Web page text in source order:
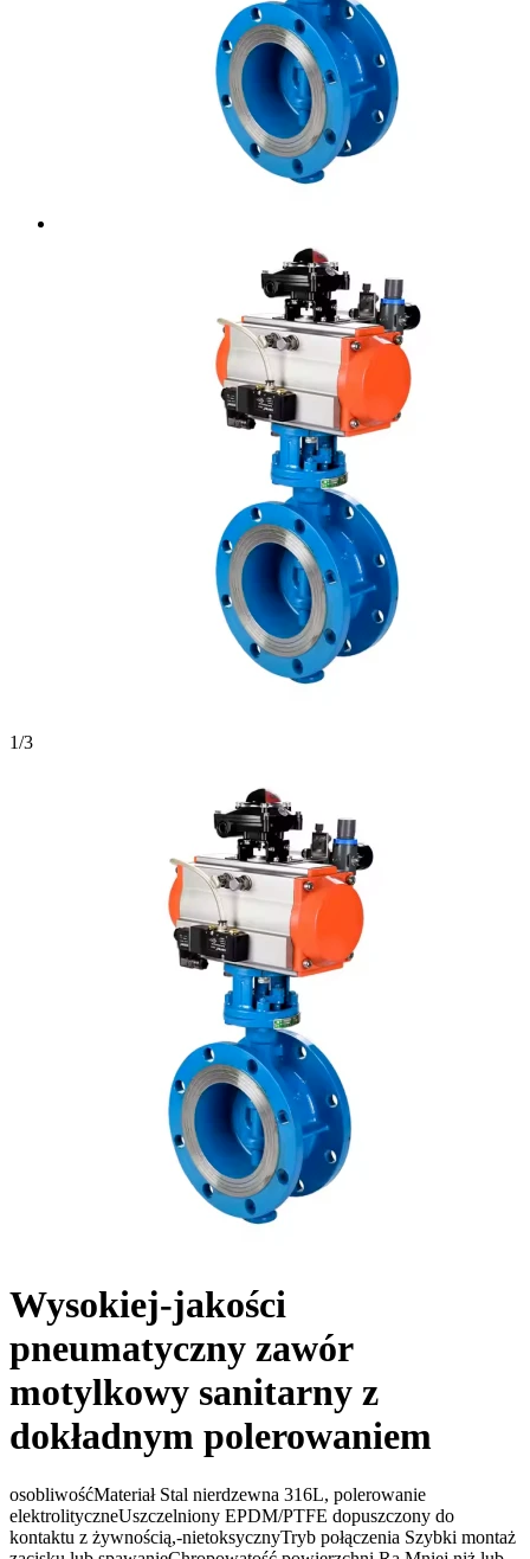
1/3
Wysokiej-jakości
pneumatyczny zawór
motylkowy sanitarny z
dokładnym polerowaniem
osobliwośćMateriał Stal nierdzewna 316L, polerowanie
elektrolityczneUszczelniony EPDM/PTFE dopuszczony do
kontaktu z żywnością,-nietoksycznyTryb połączenia Szybki montaż